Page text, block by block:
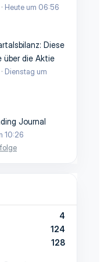
Heute um 06:56
Diese
über die Aktie
Dienstag um
Journal
10:26
4
124
128